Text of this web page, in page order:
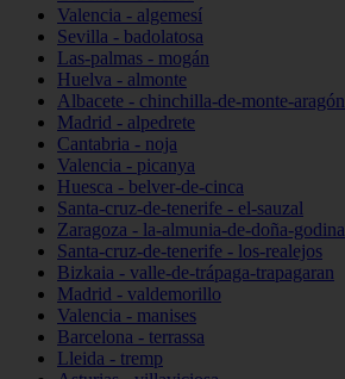
Valencia - algemesí
Sevilla - badolatosa
Las-palmas - mogán
Huelva - almonte
Albacete - chinchilla-de-monte-aragón
Madrid - alpedrete
Cantabria - noja
Valencia - picanya
Huesca - belver-de-cinca
Santa-cruz-de-tenerife - el-sauzal
Zaragoza - la-almunia-de-doña-godina
Santa-cruz-de-tenerife - los-realejos
Bizkaia - valle-de-trápaga-trapagaran
Madrid - valdemorillo
Valencia - manises
Barcelona - terrassa
Lleida - tremp